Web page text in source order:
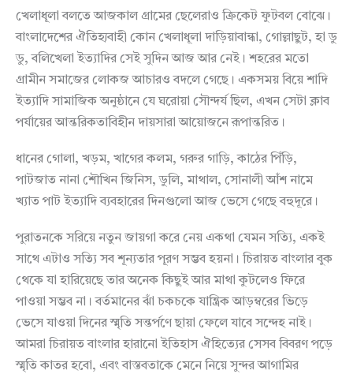
খেলাধূলা বলতে আজকাল গ্রামের ছেলেরাও ক্রিকেট ফুটবল বোঝে।
বাংলাদেশের ঐতিহ্যবাহী কোন খেলাধূলা দাড়িয়াবান্ধা, গোল্লাছুট, হা ডু
ডু, বলিখেলা ইত্যাদির সেই সুদিন আজ আর নেই। শহরের মতো
গ্রামীন সমাজের লোকজ আচারও বদলে গেছে। একসময় বিয়ে শাদি
ইত্যাদি সামাজিক অনুষ্ঠানে যে ঘরোয়া সৌন্দর্য ছিল, এখন সেটা ক্লাব
পর্যায়ের আন্তরিকতাবিহীন দায়সারা আয়োজনে রূপান্তরিত।
ধানের গোলা, খড়ম, খাগের কলম, গরুর গাড়ি, কাঠের পিঁড়ি,
পাটজাত নানা শৌখিন জিনিস, ডুলি, মাথাল, সোনালী আঁশ নামে
খ্যাত পাট ইত্যাদি ব্যবহারের দিনগুলো আজ ভেসে গেছে বহুদূরে।
পুরাতনকে সরিয়ে নতুন জায়গা করে নেয় একথা যেমন সত্যি, একই
সাথে এটাও সত্যি সব শূন্যতার পূরণ সম্ভব হয়না। চিরায়ত বাংলার বুক
থেকে যা হারিয়েছে তার অনেক কিছুই আর মাথা কুটলেও ফিরে
পাওয়া সম্ভব না। বর্তমানের ঝাঁ চকচকে যান্ত্রিক আড়ম্বরের ভিড়ে
ভেসে যাওয়া দিনের স্মৃতি সন্তর্পণে ছায়া ফেলে যাবে সন্দেহ নাই।
আমরা চিরায়ত বাংলার হারানো ইতিহাস ঐহিত্যের সেসব বিবরণ পড়ে
স্মৃতি কাতর হবো, এবং বাস্তবতাকে মেনে নিয়ে সুন্দর আগামির